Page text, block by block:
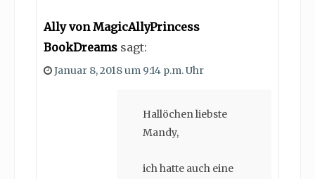
Ally von MagicAllyPrincess
BookDreams sagt:
Januar 8, 2018 um 9:14 p.m. Uhr
Hallöchen liebste
Mandy,
ich hatte auch eine